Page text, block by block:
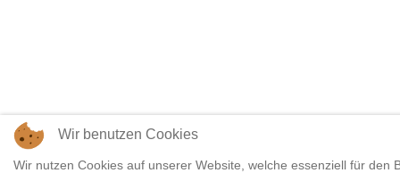
Wir benutzen Cookies
Wir nutzen Cookies auf unserer Website, welche essenziell für den